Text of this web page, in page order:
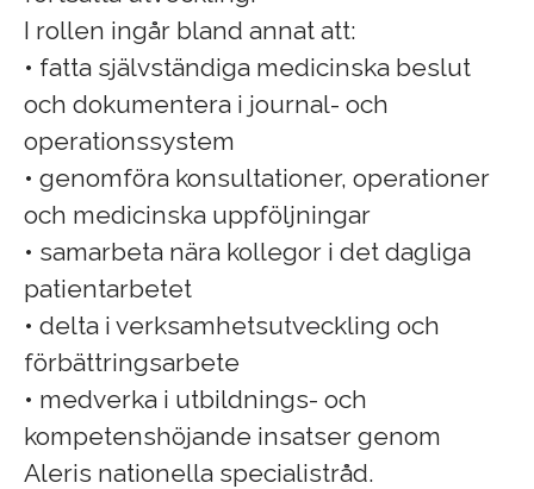
I rollen ingår bland annat att:
• fatta självständiga medicinska beslut
och dokumentera i journal- och
operationssystem
• genomföra konsultationer, operationer
och medicinska uppföljningar
• samarbeta nära kollegor i det dagliga
patientarbetet
• delta i verksamhetsutveckling och
förbättringsarbete
• medverka i utbildnings- och
kompetenshöjande insatser genom
Aleris nationella specialistråd.